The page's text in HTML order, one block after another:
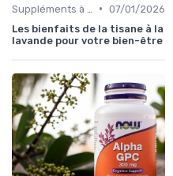
• 07/01/2026
Les bienfaits de la tisane à la
lavande pour votre bien-être